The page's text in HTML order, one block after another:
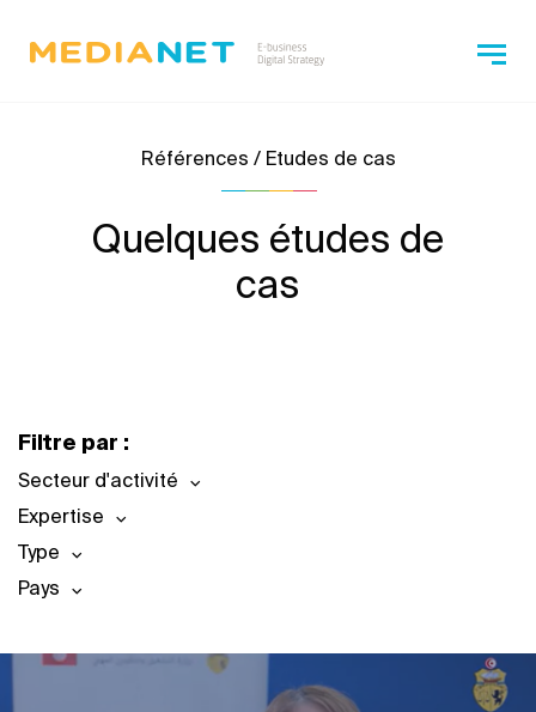
Références / Etudes de cas
Quelques études de
cas
Filtre par :
Secteur d'activité
Expertise
Type
Pays